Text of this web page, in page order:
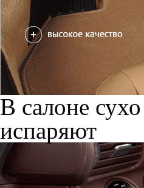
В салоне сухо
испаряют